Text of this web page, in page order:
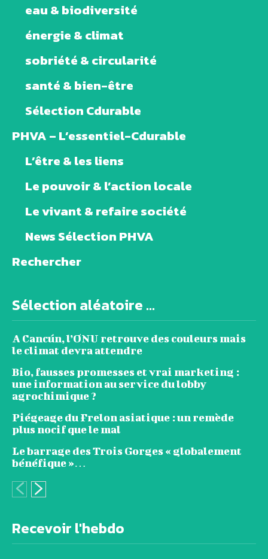
eau & biodiversité
énergie & climat
sobriété & circularité
santé & bien-être
Sélection Cdurable
PHVA – L’essentiel-Cdurable
L’être & les liens
Le pouvoir & l’action locale
Le vivant & refaire société
News Sélection PHVA
Rechercher
Sélection aléatoire ...
A Cancún, l’ONU retrouve des couleurs mais
le climat devra attendre
Bio, fausses promesses et vrai marketing :
une information au service du lobby
agrochimique ?
Piégeage du Frelon asiatique : un remède
plus nocif que le mal
Le barrage des Trois Gorges « globalement
bénéfique »…
Recevoir l'hebdo